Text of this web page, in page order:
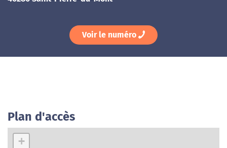
Voir le numéro
Plan d'accès
+